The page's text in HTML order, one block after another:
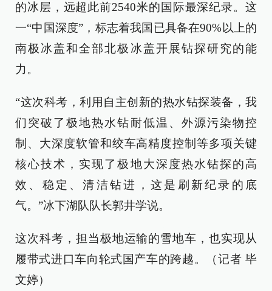
的冰层，远超此前2540米的国际最深纪录。这
一“中国深度”，标志着我国已具备在90%以上的
南极冰盖和全部北极冰盖开展钻探研究的能
力。
“这次科考，利用自主创新的热水钻探装备，我
们突破了极地热水钻耐低温、外源污染物控
制、大深度软管和绞车高精度控制等多项关键
核心技术，实现了极地大深度热水钻探的高
效、稳定、清洁钻进，这是刷新纪录的底
气。”冰下湖队队长郭井学说。
这次科考，担当极地运输的雪地车，也实现从
履带式进口车向轮式国产车的跨越。（记者 毕
文婷）